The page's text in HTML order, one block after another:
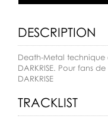
DESCRIPTION
Death-Metal
DARKRISE. Pour fans
DARKRISE
TRACKLIST